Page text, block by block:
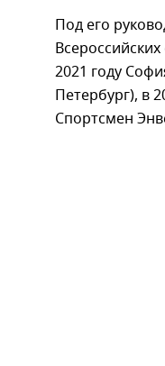
Под его
2021 году
Петербург), в
Спортсмен